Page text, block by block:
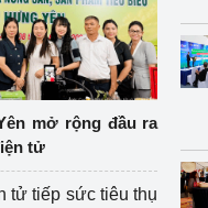
mở rộng đầu ra
tử
tử tiếp sức tiêu thụ